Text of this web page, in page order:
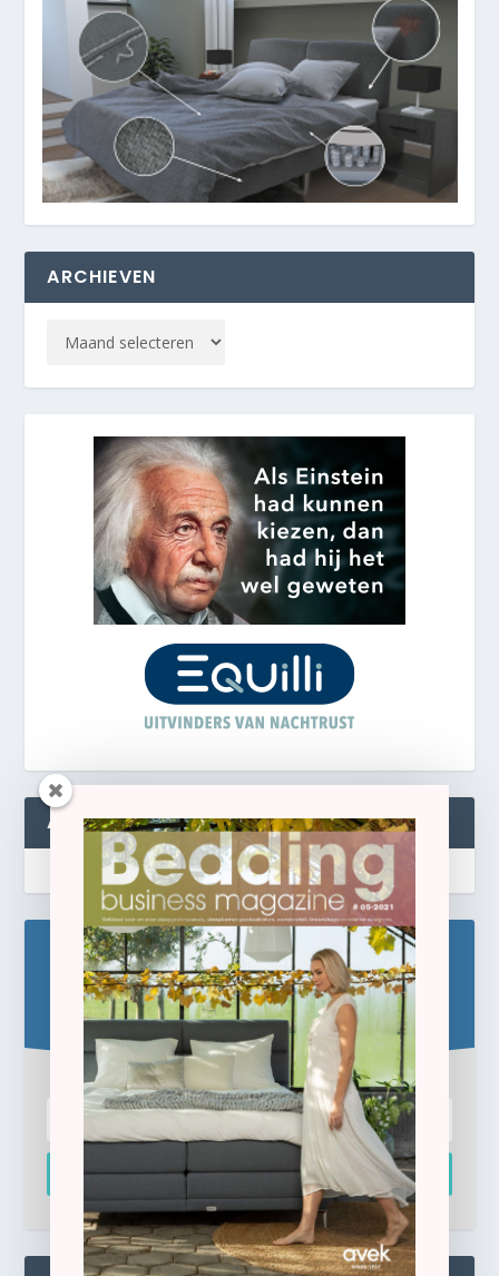
ARCHIEVEN
ABONNEREN
Blijf op de hoogte!
Schrijf u hier in voor de gratis e-newsletter.
Inschrijven